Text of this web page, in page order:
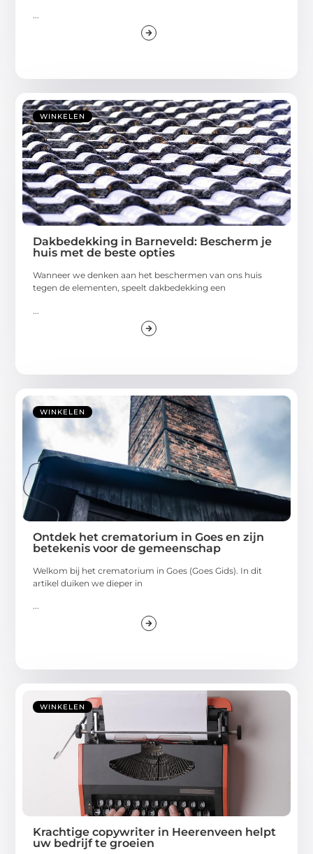
...
WINKELEN
Dakbedekking in Barneveld: Bescherm je
huis met de beste opties
Wanneer we denken aan het beschermen van ons huis
tegen de elementen, speelt dakbedekking een
WINKELEN
Ontdek het crematorium in Goes en zijn
betekenis voor de gemeenschap
Welkom bij het crematorium in Goes (Goes Gids). In dit
artikel duiken we dieper in
...
WINKELEN
Krachtige copywriter in Heerenveen helpt
uw bedrijf te groeien